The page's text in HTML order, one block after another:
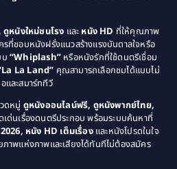
Age ก้าวพ้นวัย(1)
of-Age(3)
(1)
าชญากรรม(289)
1978
1975
1970
1968
1963
หนังใหม่ชนโรง และ หนัง HD ที่ให้คุณภาพ
รที่ชอบหนังฝรั่งแนวสร้างแรงบันดาลใจหรือ
“Whiplash” หรือหนังรักที่ใช้ดนตรีเชื่อม
La Land” คุณสามารถเลือกชมได้แบบไม่
ละสมาร์ททีวี
ดหมู่ ดูหนังออนไลน์ฟรี, ดูหนังพากย์ไทย,
เด่นเรื่องดนตรีประกอบ พร้อมระบบค้นหาที่
หนัง HD เต็มเรื่องและหนังโปรดในใจ
าพแห่งภาพและเสียงได้ทันทีไม่ต้องสมัคร